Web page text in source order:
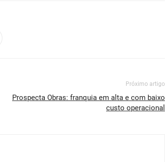
Próximo artigo
Prospecta Obras: franquia em alta e com baixo
custo operacional